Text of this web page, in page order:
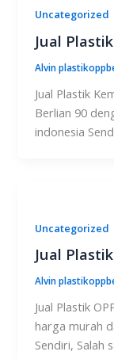
Uncategorized
Jual
Alvin
Jual Plastik
Berlian 90
indonesia
Uncategorized
Jual
Alvin
Jual Plastik
harga murah
Sendiri, Salah